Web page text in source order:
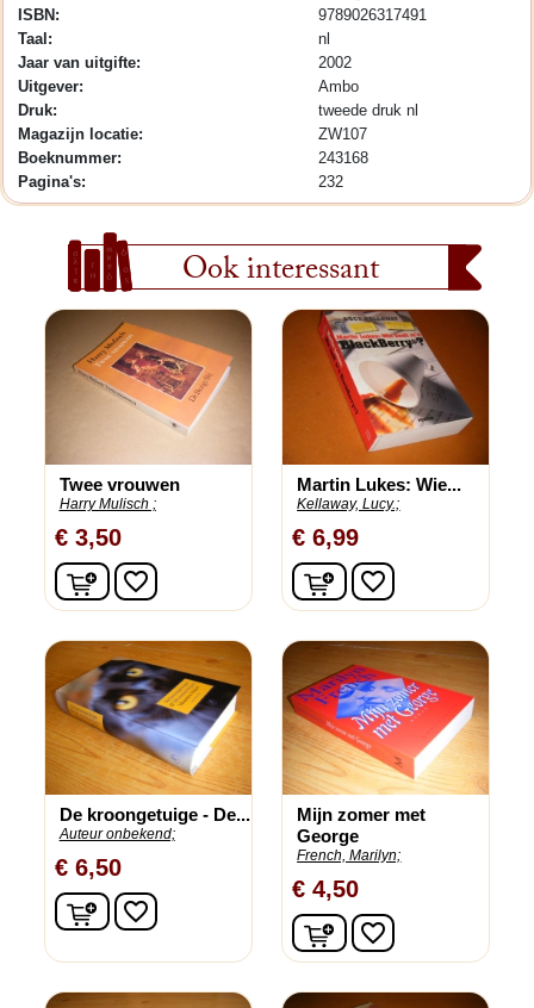
ISBN:
9789026317491
Taal:
nl
Jaar van uitgifte:
2002
Uitgever:
Ambo
Druk:
tweede druk nl
Magazijn locatie:
ZW107
Boeknummer:
243168
Pagina's:
232
Ook interessant
Twee vrouwen
Harry Mulisch ;
€ 3,50
In winkelwagen
favorite_border
Martin Lukes: Wie...
Kellaway, Lucy.;
€ 6,99
In winkelwagen
favorite_border
De kroongetuige - De...
Auteur onbekend;
€ 6,50
In winkelwagen
favorite_border
Mijn zomer met
George
French, Marilyn;
€ 4,50
In winkelwagen
favorite_border